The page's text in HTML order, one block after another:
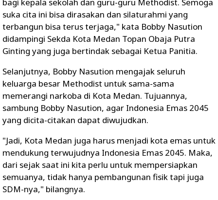
suka cita ini bisa dirasakan dan silaturahmi yang
terbangun bisa terus terjaga," kata Bobby Nasution
didampingi Sekda Kota Medan Topan Obaja Putra
Ginting yang juga bertindak sebagai Ketua Panitia.
Selanjutnya, Bobby Nasution mengajak seluruh
keluarga besar Methodist untuk sama-sama
memerangi narkoba di Kota Medan. Tujuannya,
sambung Bobby Nasution, agar Indonesia Emas 2045
yang dicita-citakan dapat diwujudkan.
"Jadi, Kota Medan juga harus menjadi kota emas untuk
mendukung terwujudnya Indonesia Emas 2045. Maka,
dari sejak saat ini kita perlu untuk mempersiapkan
semuanya, tidak hanya pembangunan fisik tapi juga
SDM-nya," bilangnya.